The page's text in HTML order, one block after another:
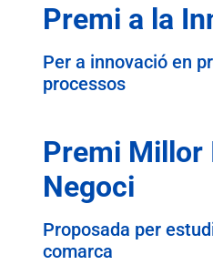
Premi a la
Per a innovació en
processos
Premi Millor
Negoci
Proposada per
comarca